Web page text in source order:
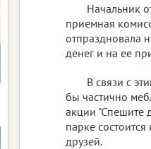
Начальник
приемная
отпраздновала
денег и на ее
В связи с
бы частично
акции "Спешите
парке
друзей.